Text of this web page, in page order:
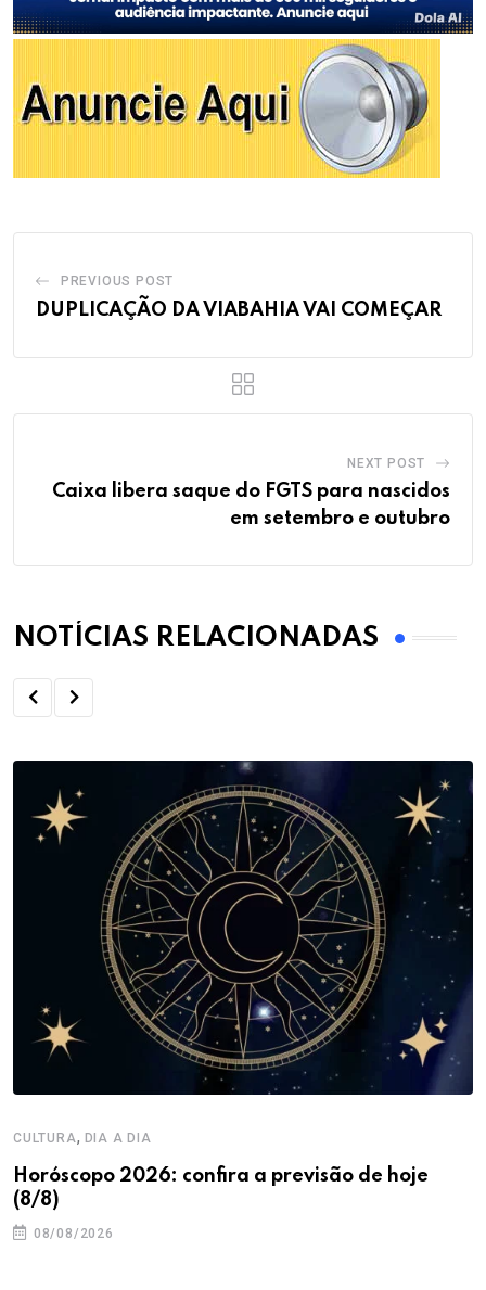
PREVIOUS POST
DUPLICAÇÃO DA VIABAHIA VAI COMEÇAR
NEXT POST
Caixa libera saque do FGTS para nascidos
em setembro e outubro
NOTÍCIAS RELACIONADAS
CULTURA, DIA A DIA
Horóscopo 2026: confira a previsão de hoje
(8/8)
08/08/2026